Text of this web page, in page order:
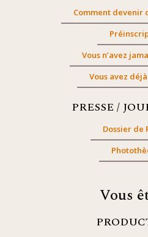
Comment devenir
Vous n’avez
Vous avez
PRESSE /
Dossier de
Vous